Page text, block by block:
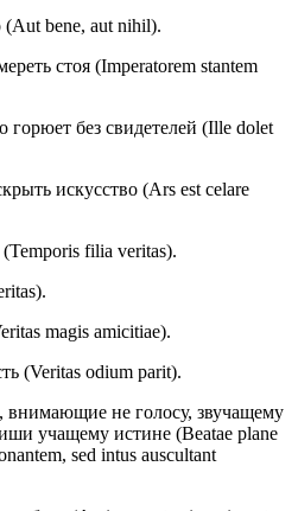
bene, aut nihil).
стоя (Imperatorem stantem
без свидетелей (Ille dolet
искусство (Ars est celare
filia veritas).
magis amicitiae).
(Veritas odium parit).
не голосу, звучащему
учащему истине (Beatae plane
sed intus auscultant